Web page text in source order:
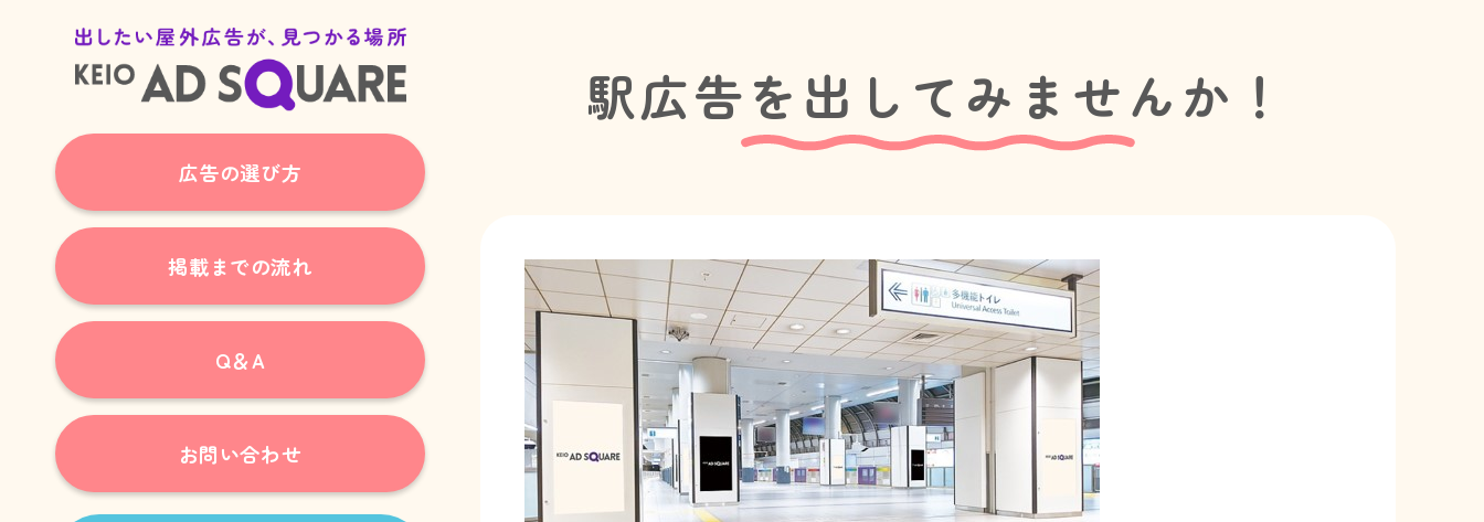
広告の選び方
掲載までの流れ
Q＆A
お問い合わせ
駅広告を出してみませんか！